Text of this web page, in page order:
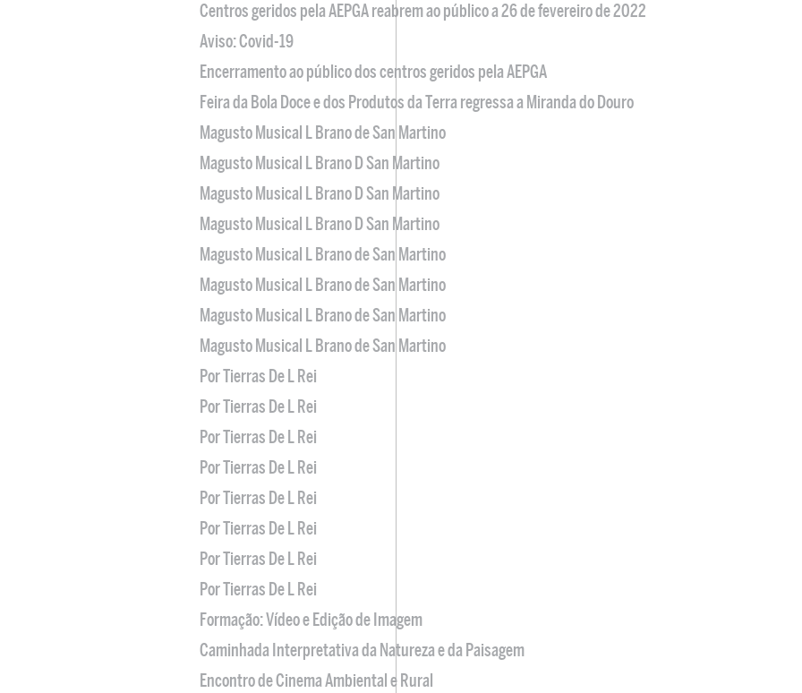
Centros geridos pela AEPGA reabrem ao público a 26 de fevereiro de 2022
Aviso: Covid-19
Encerramento ao público dos centros geridos pela AEPGA
Feira da Bola Doce e dos Produtos da Terra regressa a Miranda do Douro
Magusto Musical L Brano de San Martino
Magusto Musical L Brano D San Martino
Magusto Musical L Brano D San Martino
Magusto Musical L Brano D San Martino
Magusto Musical L Brano de San Martino
Magusto Musical L Brano de San Martino
Magusto Musical L Brano de San Martino
Magusto Musical L Brano de San Martino
Por Tierras De L Rei
Por Tierras De L Rei
Por Tierras De L Rei
Por Tierras De L Rei
Por Tierras De L Rei
Por Tierras De L Rei
Por Tierras De L Rei
Por Tierras De L Rei
Formação: Vídeo e Edição de Imagem
Caminhada Interpretativa da Natureza e da Paisagem
Encontro de Cinema Ambiental e Rural